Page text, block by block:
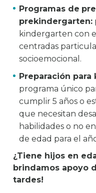
Programas de
prekindergarten:
kindergarten con
centradas
socioemocional.
Preparación
programa único
cumplir 5 años o
que necesitan
habilidades o no
de edad para el
¿Tiene hijos en
brindamos apoyo
tardes!